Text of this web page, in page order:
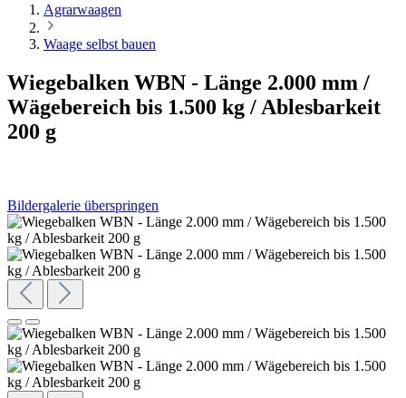
Agrarwaagen
Waage selbst bauen
Wiegebalken WBN - Länge 2.000 mm /
Wägebereich bis 1.500 kg / Ablesbarkeit
200 g
Bildergalerie überspringen